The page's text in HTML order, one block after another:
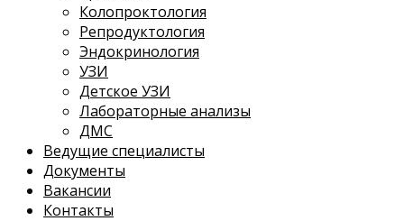
Колопроктология
Репродуктология
Эндокринология
УЗИ
Детское УЗИ
Лабораторные анализы
ДМС
Ведущие специалисты
Документы
Вакансии
Контакты